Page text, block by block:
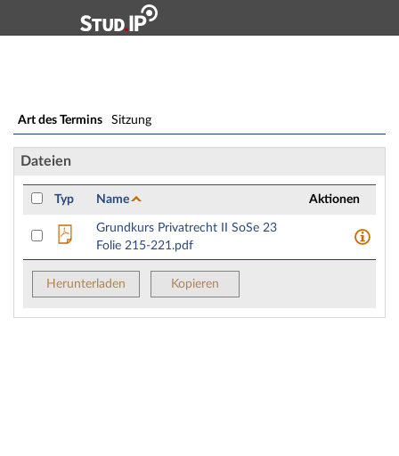
Hauptnavigation
Sitzung: Mo., 10.07.2023, 14:00 - 16:00 Uhr
Art des Termins Sitzung
Dateien
Typ Name Aktionen
Grundkurs Privatrecht II SoSe 23
Folie 215-221.pdf
Herunterladen Kopieren